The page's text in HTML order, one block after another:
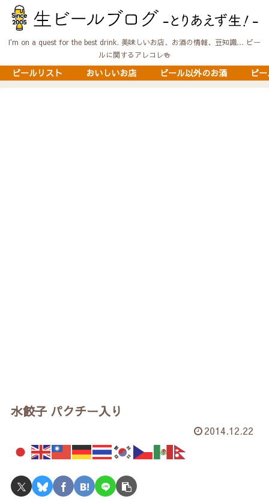
I'm on a quest for the best drink. 美味しいお店、お酒の情報、豆知識… ビー
ルに関するアレコレ🍻
ビールリスト おいしいお店 ビール以外のお酒 ビ
水餃子 パクチー入り
2014.12.22